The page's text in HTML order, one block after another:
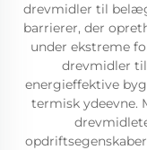
drevmidler til
barrierer, der
under ekstreme
drevmidler
energieffektive
termisk ydeevne.